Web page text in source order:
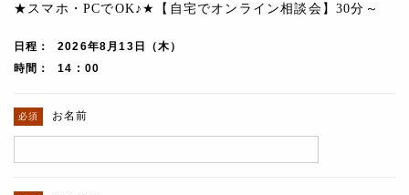
★スマホ・PCでOK♪★【自宅でオンライン相談会】30分～
日程
2026年8月13日（木）
時間
14 : 00
お名前